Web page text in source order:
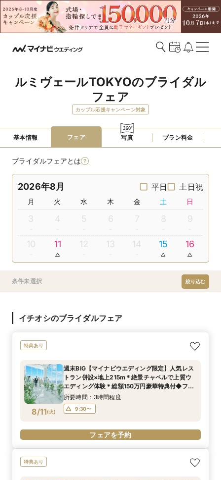
ルミヴェールTOKYOのブライダル
フェア
カップル応援キャンペーン対象
基本情報 フェア 写真 プラン料金
ブライダルフェアとは
2026年8月 平日 土日祝
月 火 水 木 金 土 日
3 4 5 6 7 8 9
10 11 12 13 14 15 16
条件未選択 絞り込む
イチオシのブライダルフェア
特典あり
8/11(火)
週末BIG【マイナビウエディング限定】人気レス
トラン併設×地上215m＊絶景チャペルで上質ウ
エディング体験＊総額150万円豪華特典付◆フェ
ア
所要時間：3時間程度
9:30〜
フェアを予約
特典あり